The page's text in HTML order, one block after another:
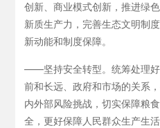
创新、商业模式创新，推进绿
新质生产力，完善生态文明制
新动能和制度保障。
——坚持安全转型。统筹处理好
前和长远、政府和市场的关系
内外部风险挑战，切实保障粮
全，更好保障人民群众生产生活